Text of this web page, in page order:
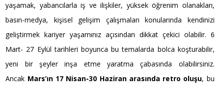
yaşamak, yabancılarla iş ve ilişkiler, yüksek öğrenim olanakları,
basın-medya, kişisel gelişim çalışmaları konularında kendinizi
geliştirmek kariyer yaşamınız açısından dikkat çekici olabilir. 6
Mart- 27 Eylül tarihleri boyunca bu temalarda bolca koşturabilir,
yeni bir şeyler inşa etme yaratma çabasında olabilirsiniz.
Ancak Mars’ın 17 Nisan-30 Haziran arasında retro oluşu, bu